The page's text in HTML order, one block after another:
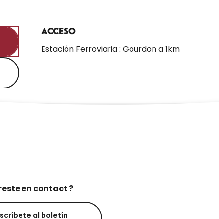
Acceso
Acceso
Estación Ferroviaria : Gourdon a 1km
en contact ?
al boletín